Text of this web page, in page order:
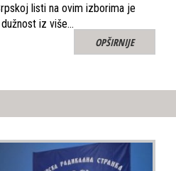
listi na ovim izborima je
iz više…
OPŠIRNIJE